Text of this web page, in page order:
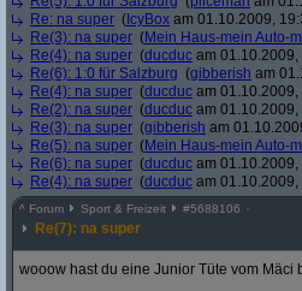
Re: na super ( IcyBox am 01.10.2009,
Re(3): na super (Mein Haus-mein Auto-
Re(4): na super (ducduc am 01.10.2009,
Re(6): 1:0 für Salzburg (gibberish am
Re(4): na super (ducduc am 01.10.2009,
Re(2): na super (ducduc am 01.10.2009,
Re(3): na super (gibberish am
Re(5): na super (Mein Haus-mein Auto-
Re(6): na super (ducduc am 01.10.2009,
Re(4): na super (ducduc am 01.10.2009,
^ Forum Sport & Freizeit #5688106
Re(7): na super
wooow hast du eine Junior Tüte vom Mäci